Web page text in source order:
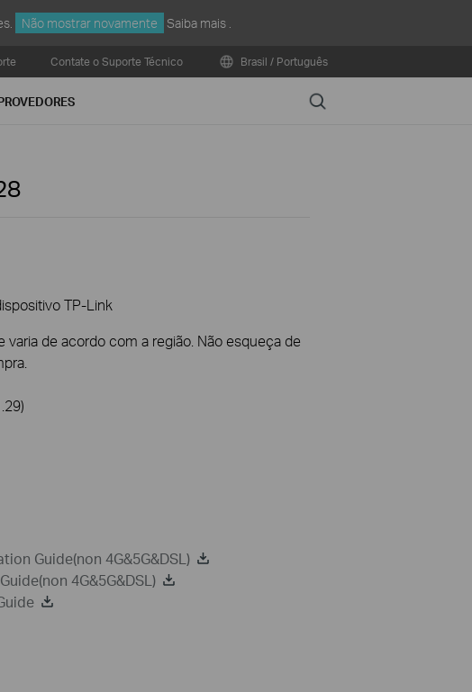
Não mostrar novamente Saiba mais
Contate o Suporte Técnico Brasil / Português
Search
TP-Link
de acordo com a região. Não esqueça de
Guide(non 4G&5G&DSL)
4G&5G&DSL)